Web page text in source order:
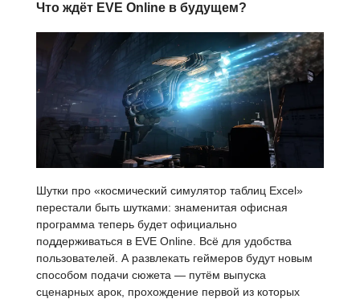
Что ждёт EVE Online в будущем?
Шутки про «космический симулятор таблиц Excel»
перестали быть шутками: знаменитая офисная
программа теперь будет официально
поддерживаться в EVE Online. Всё для удобства
пользователей. А развлекать геймеров будут новым
способом подачи сюжета — путём выпуска
сценарных арок, прохождение первой из которых